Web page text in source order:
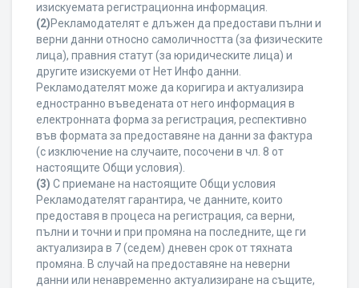
изискуемата регистрационна информация.
(2)Рекламодателят е длъжен да предостави пълни и
верни данни относно самоличността (за физическите
лица), правния статут (за юридическите лица) и
другите изискуеми от Нет Инфо данни.
Рекламодателят може да коригира и актуализира
едностранно въведената от него информация в
електронната форма за регистрация, респективно
във формата за предоставяне на данни за фактура
(с изключение на случаите, посочени в чл. 8 от
настоящите Общи условия).
(3) С приемане на настоящите Общи условия
Рекламодателят гарантира, че данните, които
предоставя в процеса на регистрация, са верни,
пълни и точни и при промяна на последните, ще ги
актуализира в 7 (седем) дневен срок от тяхната
промяна. В случай на предоставяне на неверни
данни или ненавременно актуализиране на същите,